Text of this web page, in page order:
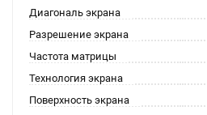
Диагональ экрана
Разрешение экрана
Частота матрицы
Технология экрана
Поверхность экрана